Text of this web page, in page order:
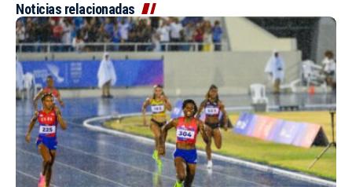
Noticias relacionadas